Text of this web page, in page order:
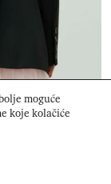
moguće
koje kolačiće